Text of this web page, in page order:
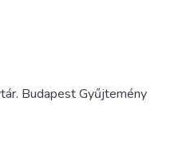
Budapest Gyűjtemény